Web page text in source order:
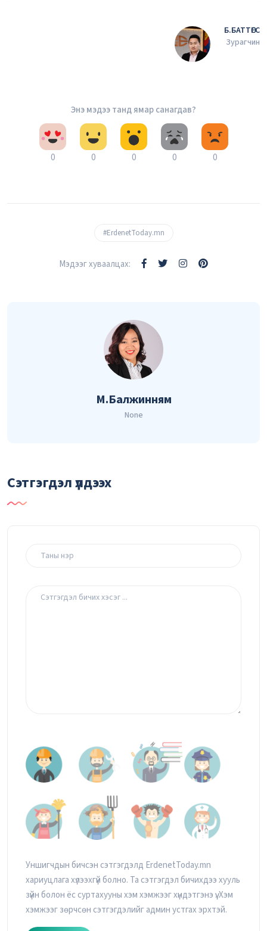
Б.БАТТӨГС
Зурагчин
Энэ мэдээ танд ямар санагдав?
0 0 0 0 0
#ErdenetToday.mn
Мэдээг хуваалцах:
М.Балжинням
None
Сэтгэгдэл үлдээх
Уншигчдын бичсэн сэтгэгдэлд ErdenetToday.mn
хариуцлага хүлээхгүй болно. Та сэтгэгдэл бичихдээ хууль
зүйн болон ёс суртахууны хэм хэмжээг хүндэтгэнэ үү. Хэм
хэмжээг зөрчсөн сэтгэгдэлийг админ устгах эрхтэй.